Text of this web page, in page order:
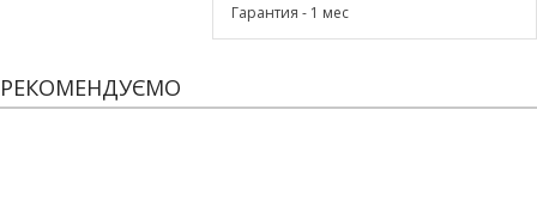
Гарантия - 1 мес
РЕКОМЕНДУЄМО